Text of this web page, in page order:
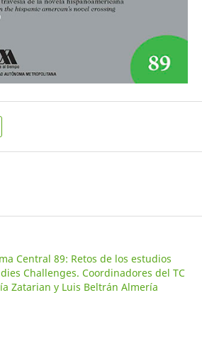
Central 89: Retos de los estudios
Challenges. Coordinadores del TC
Zatarian y Luis Beltrán Almería